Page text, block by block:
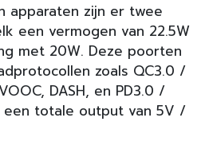
apparaten zijn er twee
een vermogen van 22.5W
met 20W. Deze poorten
zoals QC3.0 /
DASH, en PD3.0 /
totale output van 5V /